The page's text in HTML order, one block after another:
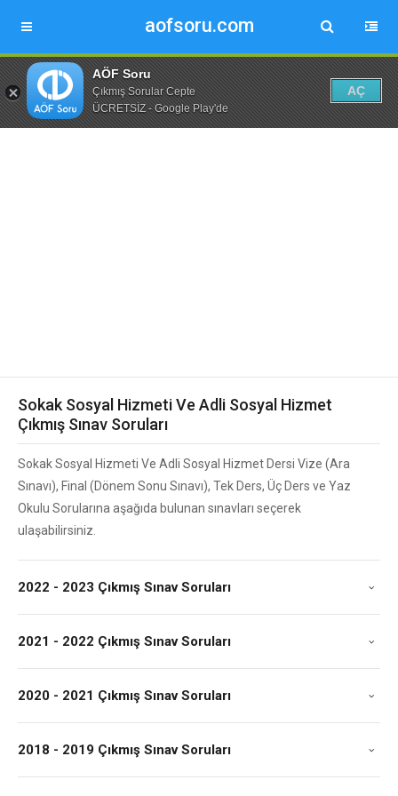
aofsoru.com
AÖF Soru
Çıkmış Sorular Cepte
ÜCRETSİZ - Google Play'de
AÇ
Sokak Sosyal Hizmeti Ve Adli Sosyal Hizmet
Çıkmış Sınav Soruları
Sokak Sosyal Hizmeti Ve Adli Sosyal Hizmet Dersi Vize (Ara
Sınavı), Final (Dönem Sonu Sınavı), Tek Ders, Üç Ders ve Yaz
Okulu Sorularına aşağıda bulunan sınavları seçerek
ulaşabilirsiniz.
2022 - 2023 Çıkmış Sınav Soruları
2021 - 2022 Çıkmış Sınav Soruları
2020 - 2021 Çıkmış Sınav Soruları
2018 - 2019 Çıkmış Sınav Soruları